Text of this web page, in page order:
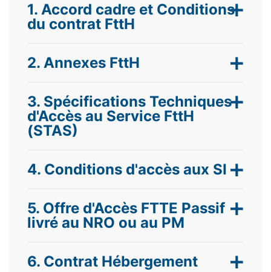
1. Accord cadre et Conditions
du contrat FttH
2. Annexes FttH
3. Spécifications Techniques
d'Accès au Service FttH
(STAS)
4. Conditions d'accès aux SI
5. Offre d'Accès FTTE Passif
livré au NRO ou au PM
6. Contrat Hébergement